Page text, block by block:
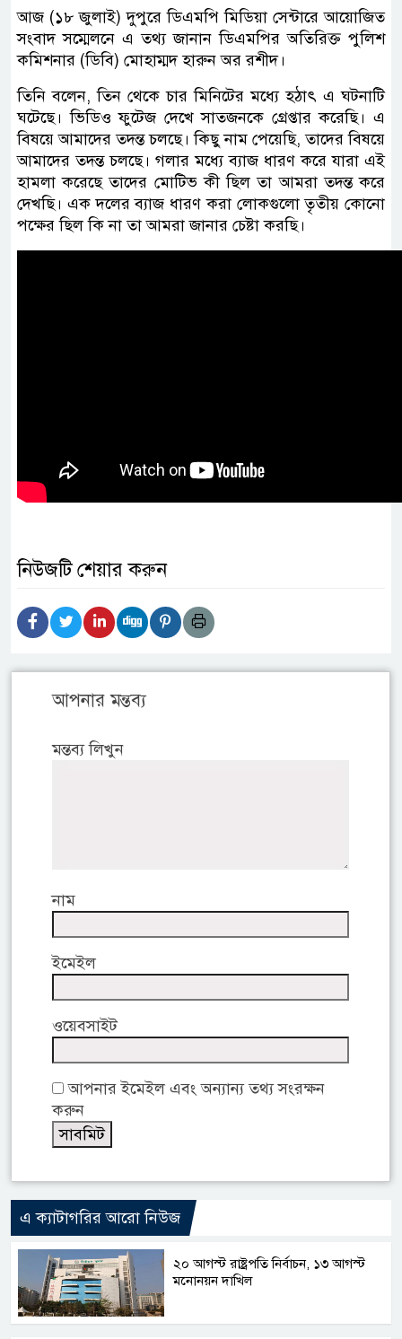
আজ (১৮ জুলাই) দুপুরে ডিএমপি মিডিয়া সেন্টারে আয়োজিত
সংবাদ সম্মেলনে এ তথ্য জানান ডিএমপির অতিরিক্ত পুলিশ
কমিশনার (ডিবি) মোহাম্মদ হারুন অর রশীদ।
তিনি বলেন, তিন থেকে চার মিনিটের মধ্যে হঠাৎ এ ঘটনাটি
ঘটেছে। ভিডিও ফুটেজ দেখে সাতজনকে গ্রেপ্তার করেছি। এ
বিষয়ে আমাদের তদন্ত চলছে। কিছু নাম পেয়েছি, তাদের বিষয়ে
আমাদের তদন্ত চলছে। গলার মধ্যে ব্যাজ ধারণ করে যারা এই
হামলা করেছে তাদের মোটিভ কী ছিল তা আমরা তদন্ত করে
দেখছি। এক দলের ব্যাজ ধারণ করা লোকগুলো তৃতীয় কোনো
পক্ষের ছিল কি না তা আমরা জানার চেষ্টা করছি।
নিউজটি শেয়ার করুন
আপনার মন্তব্য
মন্তব্য লিখুন
নাম
ইমেইল
ওয়েবসাইট
আপনার ইমেইল এবং অন্যান্য তথ্য সংরক্ষন
করুন
এ ক্যাটাগরির আরো নিউজ
২০ আগস্ট রাষ্ট্রপতি নির্বাচন, ১৩ আগস্ট
মনোনয়ন দাখিল